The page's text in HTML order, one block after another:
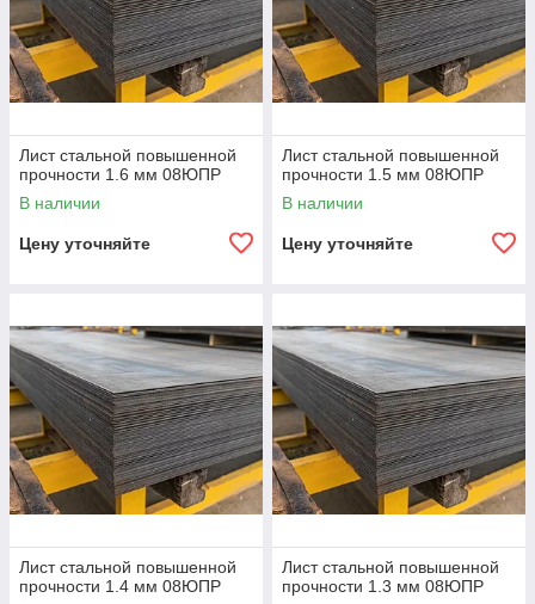
Лист стальной повышенной
прочности 1.6 мм 08ЮПР
В наличии
Цену уточняйте
Лист стальной повышенной
прочности 1.5 мм 08ЮПР
В наличии
Цену уточняйте
Лист стальной повышенной
прочности 1.4 мм 08ЮПР
Лист стальной повышенной
прочности 1.3 мм 08ЮПР